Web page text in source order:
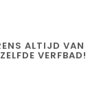
ALTIJD VAN
VERFBAD!